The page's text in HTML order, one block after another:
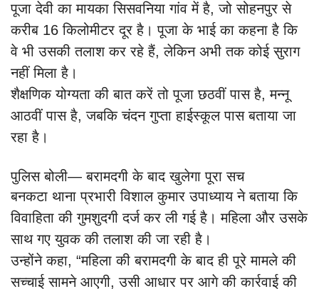
पूजा देवी का मायका सिसवनिया गांव में है, जो सोहनपुर से
करीब 16 किलोमीटर दूर है। पूजा के भाई का कहना है कि
वे भी उसकी तलाश कर रहे हैं, लेकिन अभी तक कोई सुराग
नहीं मिला है।
शैक्षणिक योग्यता की बात करें तो पूजा छठवीं पास है, मन्नू
आठवीं पास है, जबकि चंदन गुप्ता हाईस्कूल पास बताया जा
रहा है।
पुलिस बोली— बरामदगी के बाद खुलेगा पूरा सच
बनकटा थाना प्रभारी विशाल कुमार उपाध्याय ने बताया कि
विवाहिता की गुमशुदगी दर्ज कर ली गई है। महिला और उसके
साथ गए युवक की तलाश की जा रही है।
उन्होंने कहा, “महिला की बरामदगी के बाद ही पूरे मामले की
सच्चाई सामने आएगी, उसी आधार पर आगे की कार्रवाई की